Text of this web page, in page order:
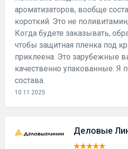
ароматизаторов, вообще
короткий. Это не
Когда будете заказывать,
чтобы защитная пленка под
приклеена. Это зарубежные
качественно упакованные. Я
состава.
10.11.2025
Деловые